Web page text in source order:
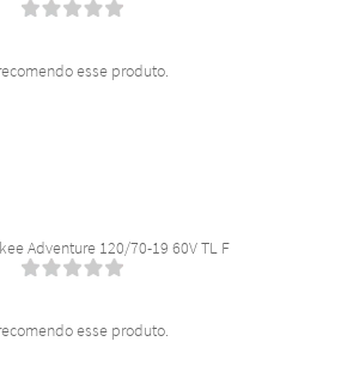
esse produto.
Adventure 120/70-19 60V TL F
esse produto.